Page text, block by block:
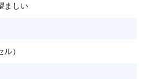
ましい
）